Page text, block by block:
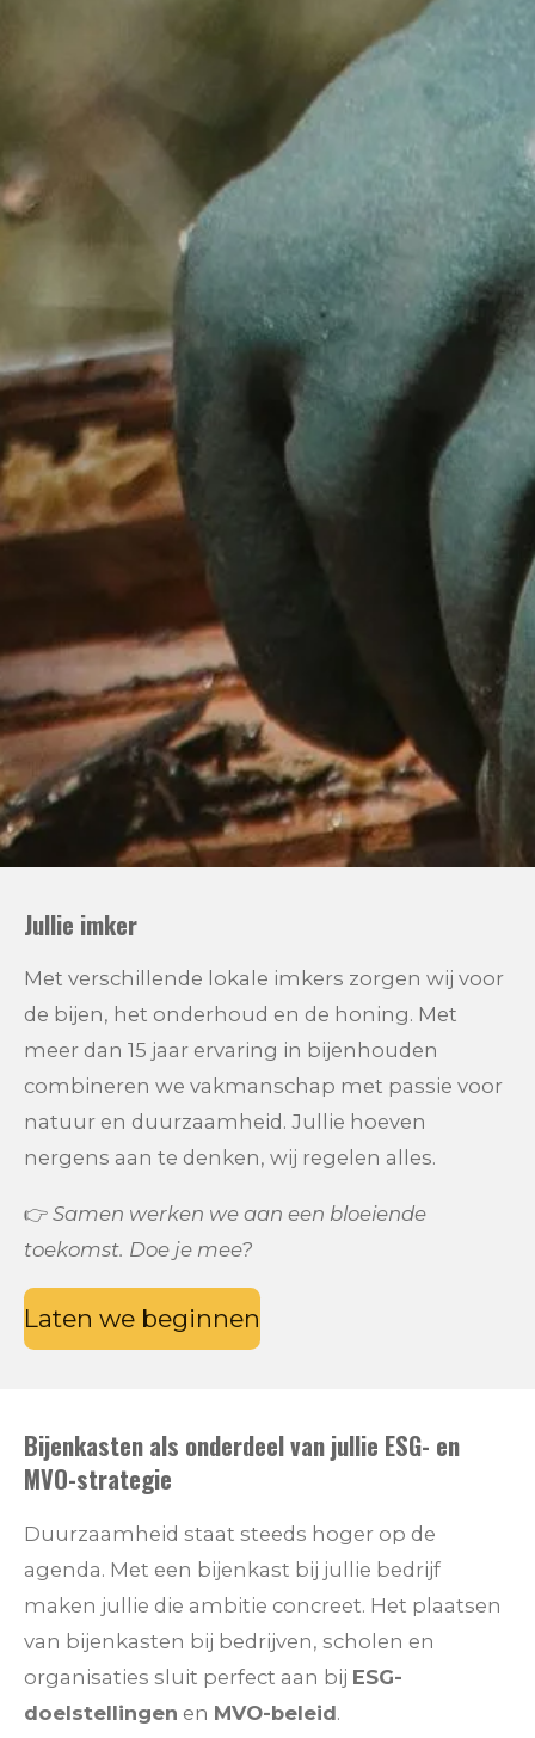
Jullie imker
Met verschillende lokale imkers zorgen wij voor
de bijen, het onderhoud en de honing. Met
meer dan 15 jaar ervaring in bijenhouden
combineren we vakmanschap met passie voor
natuur en duurzaamheid. Jullie hoeven
nergens aan te denken, wij regelen alles.
👉 Samen werken we aan een bloeiende
toekomst. Doe je mee?
Laten we beginnen
Bijenkasten als onderdeel van jullie ESG- en
MVO-strategie
Duurzaamheid staat steeds hoger op de
agenda. Met een bijenkast bij jullie bedrijf
maken jullie die ambitie concreet. Het plaatsen
van bijenkasten bij bedrijven, scholen en
organisaties sluit perfect aan bij ESG-
doelstellingen en MVO-beleid.